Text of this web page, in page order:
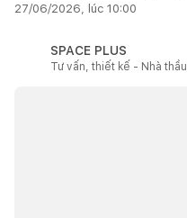
27/06/2026, lúc 10:00
SPACE PLUS
Tư vấn, thiết kế - Nhà thầu